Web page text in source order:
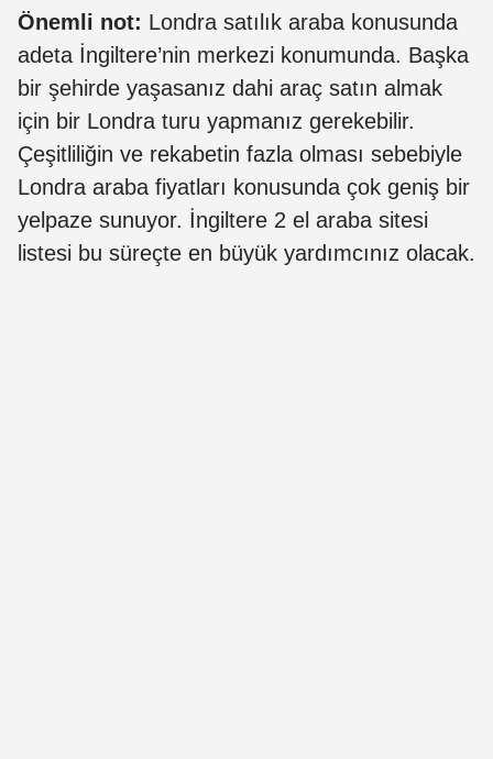
Önemli not: Londra satılık araba konusunda
adeta İngiltere’nin merkezi konumunda. Başka
bir şehirde yaşasanız dahi araç satın almak
için bir Londra turu yapmanız gerekebilir.
Çeşitliliğin ve rekabetin fazla olması sebebiyle
Londra araba fiyatları konusunda çok geniş bir
yelpaze sunuyor. İngiltere 2 el araba sitesi
listesi bu süreçte en büyük yardımcınız olacak.